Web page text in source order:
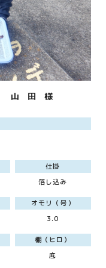
山 田 様
仕掛
落し込み
オモリ（号）
3.0
棚（ヒロ）
底